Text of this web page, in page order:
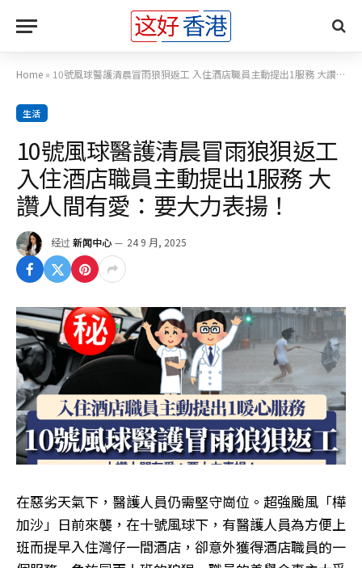
Home » 10號風球醫護清晨冒雨狼狽返工 入住酒店職員主動提出1服務 大讚人間有愛：要大力表揚！
生活
10號風球醫護清晨冒雨狼狽返工
入住酒店職員主動提出1服務 大
讚人間有愛：要大力表揚！
经过 新闻中心 24 9 月, 2025
在惡劣天氣下，醫護人員仍需堅守崗位。超強颱風「樺
加沙」日前來襲，在十號風球下，有醫護人員為方便上
班而提早入住灣仔一間酒店，卻意外獲得酒店職員的一